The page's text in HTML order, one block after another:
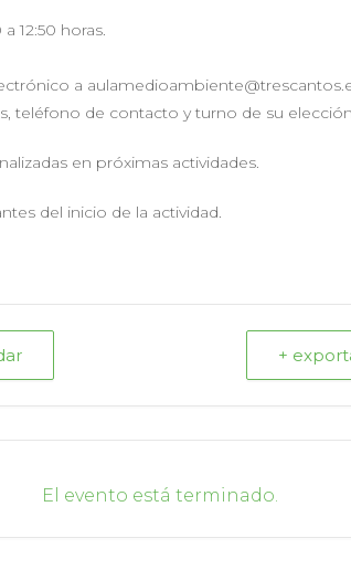
12:50 horas.
a
teléfono de contacto y turno de su
en próximas actividades.
del inicio de la actividad.
+
El evento está terminado.